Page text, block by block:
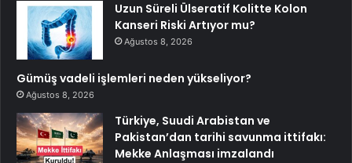
Uzun Süreli Ülseratif Kolitte Kolon
Kanseri Riski Artıyor mu?
Ağustos 8, 2026
Gümüş vadeli işlemleri neden yükseliyor?
Ağustos 8, 2026
Türkiye, Suudi Arabistan ve
Pakistan’dan tarihi savunma ittifakı:
Mekke Anlaşması imzalandı